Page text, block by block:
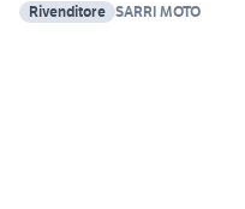
Rivenditore SARRI MOTO